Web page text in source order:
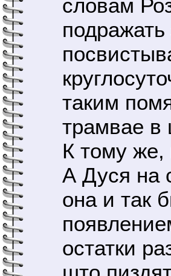
словам
таким
трамвае в
К тому же,
А Дуся на
она и так
остатки